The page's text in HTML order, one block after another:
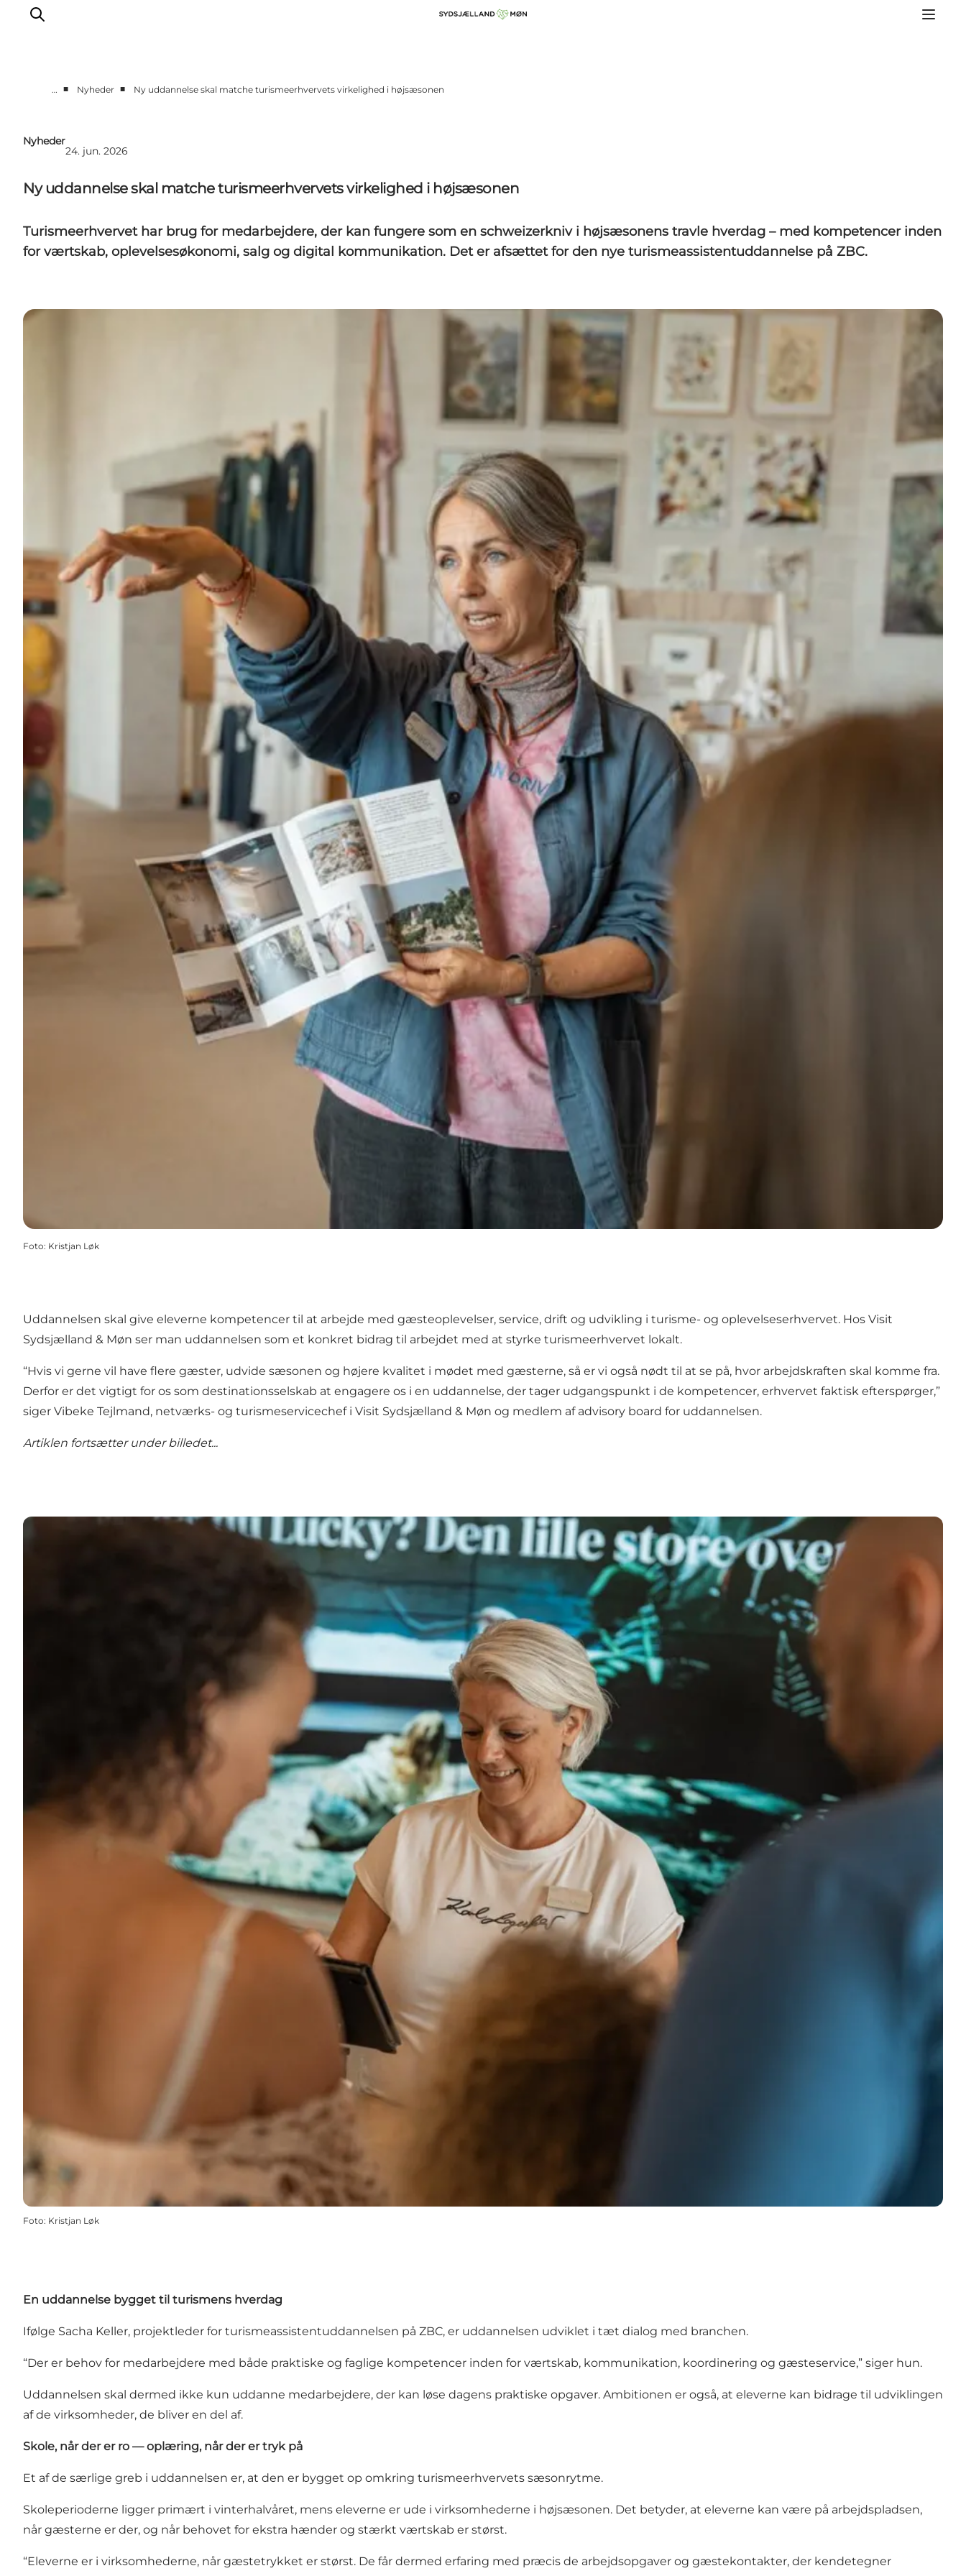
Presse
Projekter
Billeddatabase
… ■ Nyheder ■ Ny uddannelse skal matche turismeerhvervets virkelighed i højsæsonen
Nyheder
24. jun. 2026
Ny uddannelse skal matche turismeerhvervets virkelighed i højsæsonen
Turismeerhvervet har brug for medarbejdere, der kan fungere som en schweizerkniv i højsæsonens travle hverdag – med kompetencer inden
for værtskab, oplevelsesøkonomi, salg og digital kommunikation. Det er afsættet for den nye turismeassistentuddannelse på ZBC.
Foto: Kristjan Løk
Uddannelsen skal give eleverne kompetencer til at arbejde med gæsteoplevelser, service, drift og udvikling i turisme- og oplevelseserhvervet. Hos Visit
Sydsjælland & Møn ser man uddannelsen som et konkret bidrag til arbejdet med at styrke turismeerhvervet lokalt.
“Hvis vi gerne vil have flere gæster, udvide sæsonen og højere kvalitet i mødet med gæsterne, så er vi også nødt til at se på, hvor arbejdskraften skal komme fra.
Derfor er det vigtigt for os som destinationsselskab at engagere os i en uddannelse, der tager udgangspunkt i de kompetencer, erhvervet faktisk efterspørger,”
siger Vibeke Tejlmand, netværks- og turismeservicechef i Visit Sydsjælland & Møn og medlem af advisory board for uddannelsen.
Artiklen fortsætter under billedet...
Foto: Kristjan Løk
En uddannelse bygget til turismens hverdag
Ifølge Sacha Keller, projektleder for turismeassistentuddannelsen på ZBC, er uddannelsen udviklet i tæt dialog med branchen.
“Der er behov for medarbejdere med både praktiske og faglige kompetencer inden for værtskab, kommunikation, koordinering og gæsteservice,” siger hun.
Uddannelsen skal dermed ikke kun uddanne medarbejdere, der kan løse dagens praktiske opgaver. Ambitionen er også, at eleverne kan bidrage til udviklingen
af de virksomheder, de bliver en del af.
Skole, når der er ro — oplæring, når der er tryk på
Et af de særlige greb i uddannelsen er, at den er bygget op omkring turismeerhvervets sæsonrytme.
Skoleperioderne ligger primært i vinterhalvåret, mens eleverne er ude i virksomhederne i højsæsonen. Det betyder, at eleverne kan være på arbejdspladsen,
når gæsterne er der, og når behovet for ekstra hænder og stærkt værtskab er størst.
“Eleverne er i virksomhederne, når gæstetrykket er størst. De får dermed erfaring med præcis de arbejdsopgaver og gæstekontakter, der kendetegner